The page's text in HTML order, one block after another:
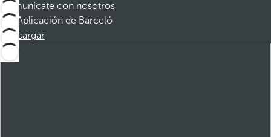
Comunícate con nosotros
Aplicación de Barceló
Descargar